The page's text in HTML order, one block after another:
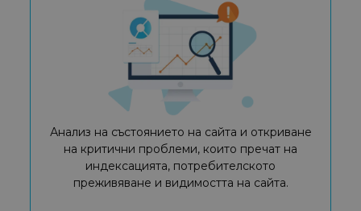
Анализ на състоянието на сайта и откриване
на критични проблеми, които пречат на
индексацията, потребителското
преживяване и видимостта на сайта.